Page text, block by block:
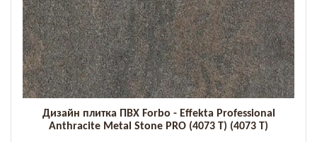
Дизайн плитка ПВХ Forbo - Effekta Professional
Anthracite Metal Stone PRO (4073 T) (4073 T)